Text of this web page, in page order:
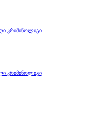
კრიმინოლიგი
კრიმინოლიგი